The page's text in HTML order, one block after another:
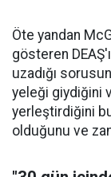
Öte yandan
gösteren
uzadığı
yeleği giydiğini
yerleştirdiğini
olduğunu ve